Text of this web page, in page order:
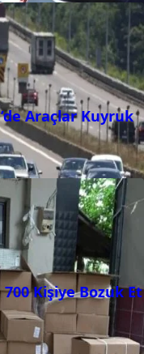
Araçlar Kuyruk
Kişiye Bozuk Et